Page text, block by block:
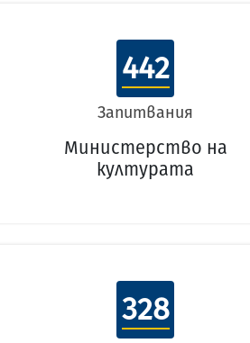
442
Запитвания
Министерство на
културата
328